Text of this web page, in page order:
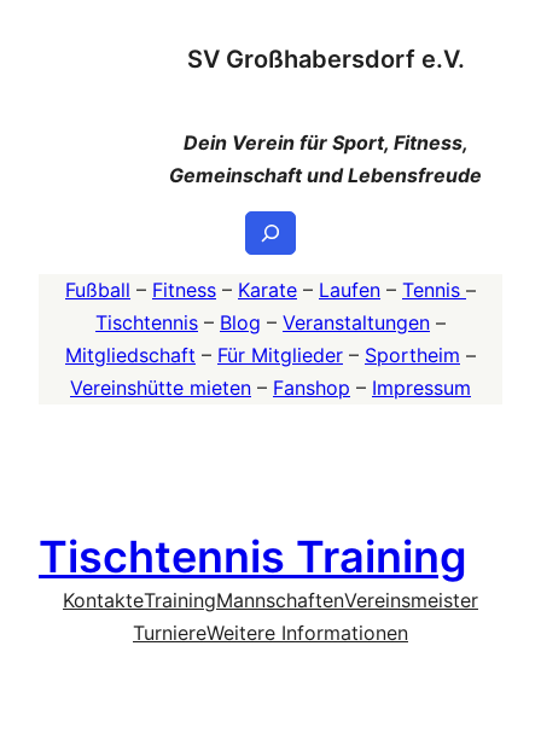
SV Großhabersdorf e.V.
Dein Verein für Sport, Fitness,
Gemeinschaft und Lebensfreude
Suchen
Fußball – Fitness – Karate – Laufen – Tennis –
Tischtennis – Blog – Veranstaltungen –
Mitgliedschaft – Für Mitglieder – Sportheim –
Vereinshütte mieten – Fanshop – Impressum
Tischtennis Training
KontakteTrainingMannschaftenVereinsmeister
TurniereWeitere Informationen